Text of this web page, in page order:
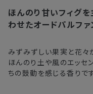
注文後、お届けまで
東北・関東・中部・関西
※
オンラインストアでご購
間。対象の直営店舗でご購
ほんのり甘いフィグを
わせたオードパルファ
みずみずしい果実と花々
ほんのり土や風のエッセ
ちの鼓動を感じる香りです